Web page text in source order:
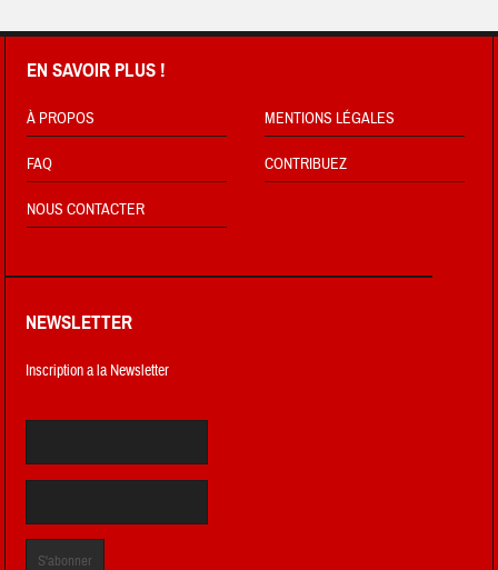
EN SAVOIR PLUS !
À PROPOS MENTIONS LÉGALES
FAQ CONTRIBUEZ
NOUS CONTACTER
NEWSLETTER
Inscription a la Newsletter